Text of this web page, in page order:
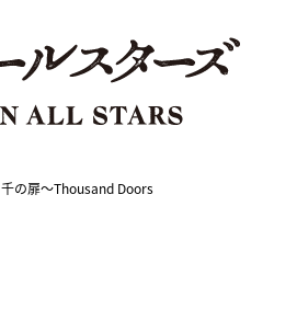
千の扉～Thousand Doors